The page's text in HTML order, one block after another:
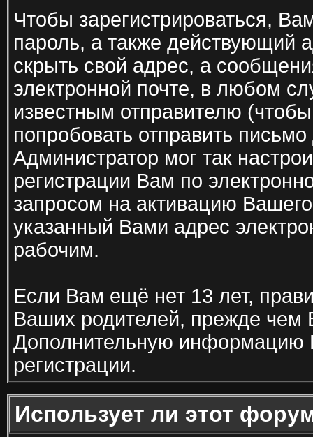
Чтобы зарегистрироваться,
пароль, а также действующий
скрыть свой адрес, а
электронной почте, в любом
известным отправителю
попробовать отправить
Администратор мог так
регистрации Вам по
запросом на активацию
указанный Вами адрес
рабочим.
Если Вам ещё нет 13 лет,
Ваших родителей, прежде чем
Дополнительную информацию
регистрации.
Использует ли этот